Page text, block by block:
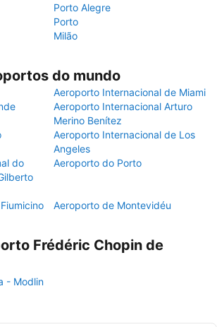
Porto Alegre
Porto
Milão
do mundo
Aeroporto Internacional de Miami
Aeroporto Internacional Arturo
Merino Benítez
Aeroporto Internacional de Los
Angeles
do
Aeroporto do Porto
Aeroporto de Montevidéu
Frédéric Chopin de
- Modlin